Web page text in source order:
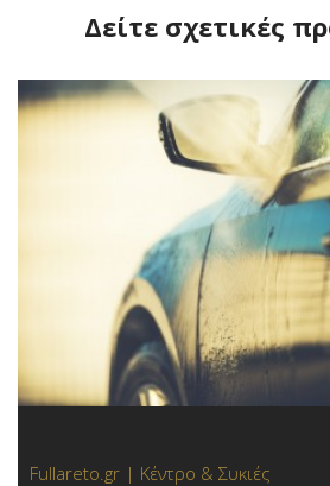
Δείτε σχετικές
Fullareto.gr | Κέντρο & Συκιές